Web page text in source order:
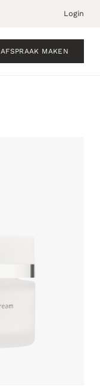
Login
AFSPRAAK MAKEN